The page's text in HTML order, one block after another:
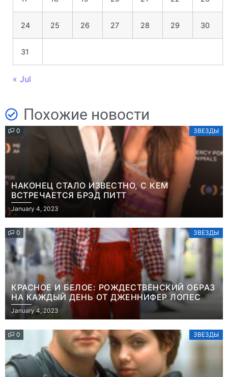
24 25 26 27 28 29 30
31
« Jul
Похожие новости
0 ЗВЕЗДЫ
НАКОНЕЦ СТАЛО ИЗВЕСТНО, С КЕМ
ВСТРЕЧАЕТСЯ БРЭД ПИТТ
January 4, 2023
0 ЗВЕЗДЫ
КРАСНОЕ И БЕЛОЕ: РОЖДЕСТВЕНСКИЙ ОБРАЗ
НА КАЖДЫЙ ДЕНЬ ОТ ДЖЕННИФЕР ЛОПЕС
January 4, 2023
0 ЗВЕЗДЫ